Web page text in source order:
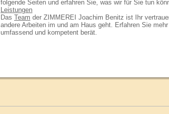
folgende Seiten und erfahren Sie, was wir für Sie tun
Leistungen
Das Team der ZIMMEREI Joachim Benitz ist Ihr
andere Arbeiten im und am Haus geht. Erfahren Sie
umfassend und kompetent berät.